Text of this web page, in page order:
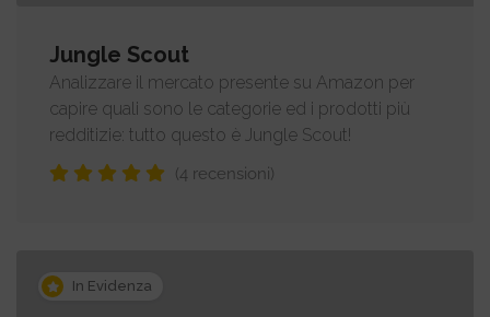
Jungle Scout
Analizzare il mercato presente su Amazon per
capire quali sono le categorie ed i prodotti più
redditizie: tutto questo è Jungle Scout!
(4 recensioni)
In Evidenza